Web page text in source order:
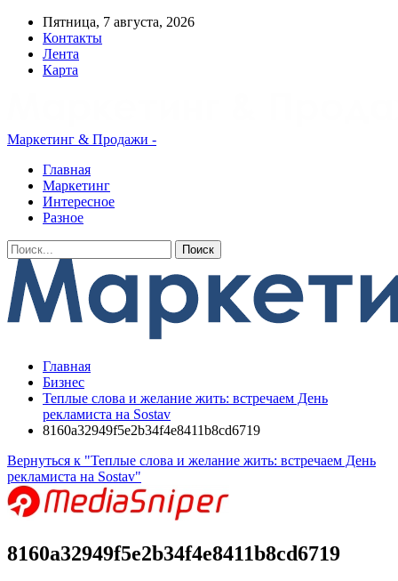
Пятница, 7 августа, 2026
Контакты
Лента
Карта
Маркетинг & Продажи -
Главная
Маркетинг
Интересное
Разное
Главная
Бизнес
Теплые слова и желание жить: встречаем День
рекламиста на Sostav
8160a32949f5e2b34f4e8411b8cd6719
Вернуться к "Теплые слова и желание жить: встречаем День
рекламиста на Sostav"
8160a32949f5e2b34f4e8411b8cd6719